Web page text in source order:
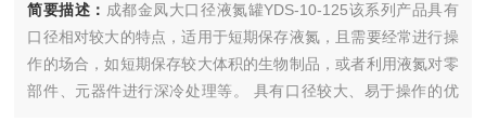
简要描述： 成都金凤大口径液氮罐YDS-10-125该系列产品具有
口径相对较大的特点，适用于短期保存液氮，且需要经常进行操
作的场合，如短期保存较大体积的生物制品，或者利用液氮对零
部件、元器件进行深冷处理等。 具有口径较大、易于操作的优